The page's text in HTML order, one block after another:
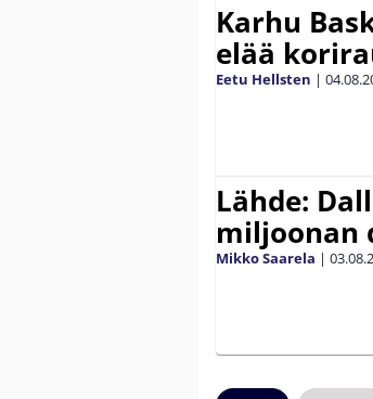
Karhu
elää
Eetu Hellsten |
Lähde:
miljoonan
Mikko Saarela |